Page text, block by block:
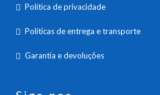
Política de privacidade
Políticas de entrega e transporte
Garantia e devoluções